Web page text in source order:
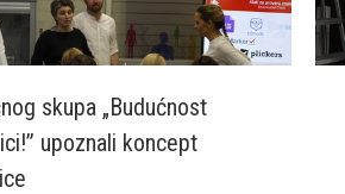
skupa „Budućnost
upoznali koncept